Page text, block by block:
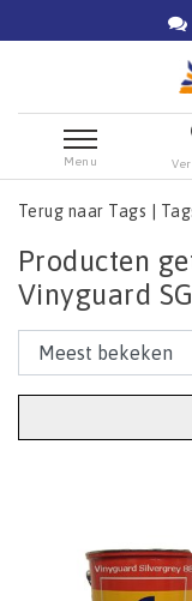
Menu
Terug naar Tags
Producten
Vinyguard